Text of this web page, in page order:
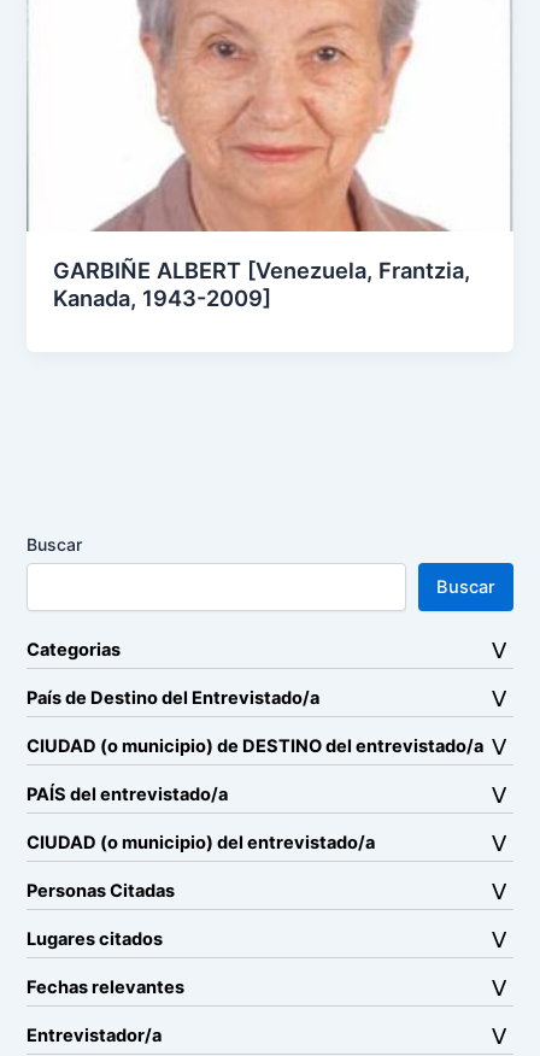
GARBIÑE ALBERT [Venezuela, Frantzia,
Kanada, 1943-2009]
Buscar
Buscar
Categorias
País de Destino del Entrevistado/a
CIUDAD (o municipio) de DESTINO del entrevistado/a
PAÍS del entrevistado/a
CIUDAD (o municipio) del entrevistado/a
Personas Citadas
Lugares citados
Fechas relevantes
Entrevistador/a